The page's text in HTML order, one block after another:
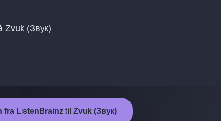
Zvuk (Звук)
fra ListenBrainz til Zvuk (Звук)